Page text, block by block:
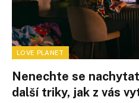
LOVE PLANET
Nenechte se
další triky, jak z vás